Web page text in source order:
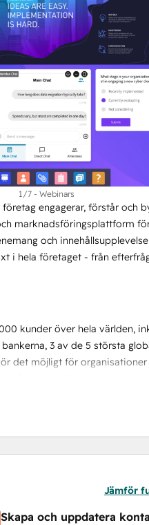
1/7 - Webinars
engagerar, förstår och
marknadsföringsplattform
och
i hela företaget - från
kunder över hela världen,
3 av de 5 största
det möjligt för
år med all förstapartsdata
i San Francisco och globala
Jämför
Skapa och uppdatera